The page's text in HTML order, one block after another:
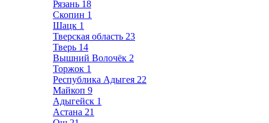
Рязань 18
Скопин 1
Шацк 1
Тверская область 23
Тверь 14
Вышний Волочёк 2
Торжок 1
Республика Адыгея 22
Майкоп 9
Адыгейск 1
Астана 21